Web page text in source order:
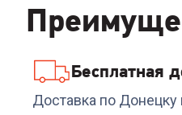
4.7(6) Код:00-
Кондиционер BALLU
DC BSOI/in-12HN8
Бесплатная
Доставка по